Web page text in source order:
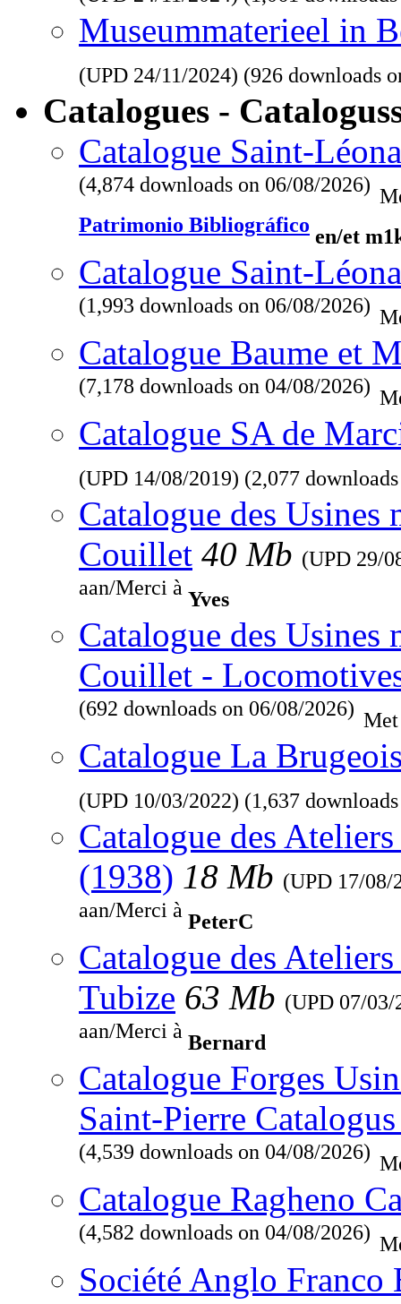
Museummaterieel in
(UPD 24/11/2024) (926 downloads
Catalogues -
Catalogue Saint-
(4,874 downloads on 06/08/2026)
Patrimonio Bibliográfico en/et
Catalogue Saint-
(1,993 downloads on 06/08/2026)
Catalogue Baume et
(7,178 downloads on 04/08/2026)
Catalogue SA de
(UPD 14/08/2019) (2,077
Catalogue des
Couillet 40 Mb (UPD 29/
aan/Merci à Yves
Catalogue des
Couillet -
(692 downloads on 06/08/2026)
Catalogue La
(UPD 10/03/2022) (1,637
Catalogue des
(1938) 18 Mb (UPD 17/08/
aan/Merci à PeterC
Catalogue des
Tubize 63 Mb (UPD 07/03/
aan/Merci à Bernard
Catalogue Forges
Saint-Pierre
(4,539 downloads on 04/08/2026)
Catalogue Ragheno
(4,582 downloads on 04/08/2026)
Société Anglo